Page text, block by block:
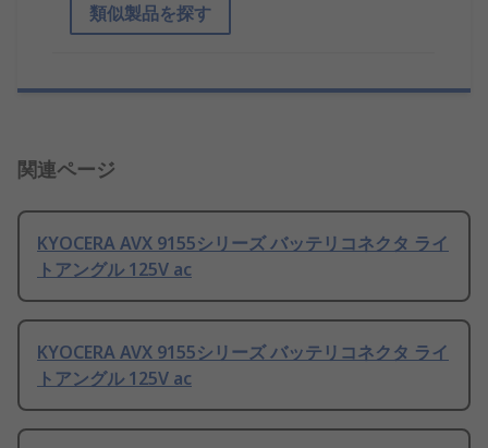
類似製品を探す
関連ページ
KYOCERA AVX 9155シリーズ バッテリコネクタ ライ
トアングル 125V ac
KYOCERA AVX 9155シリーズ バッテリコネクタ ライ
トアングル 125V ac